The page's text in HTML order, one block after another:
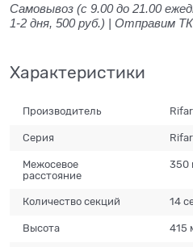
Самовывоз (с 9.00 до 21.00
1-2 дня, 500 руб.) | Отправим
Характеристики
Производитель Rifar
Серия
Межосевое
расстояние
350
Количество секций 14
Высота 415